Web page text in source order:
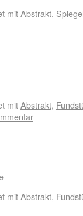
mitAbstrakt,
mitAbstrakt,
mitAbstrakt,